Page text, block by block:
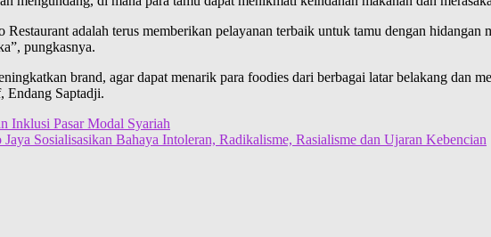
adalah terus memberikan pelayanan terbaik untuk tamu dengan
pungkasnya.
brand, agar dapat menarik para foodies dari berbagai latar belakang dan
Endang Saptadji.
Inklusi Pasar Modal Syariah
Sosialisasikan Bahaya Intoleran, Radikalisme, Rasialisme dan Ujaran Kebencian